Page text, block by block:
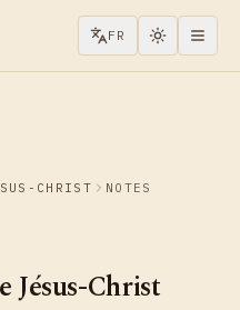
FR
CHRIST
NOTES
Jésus-Christ